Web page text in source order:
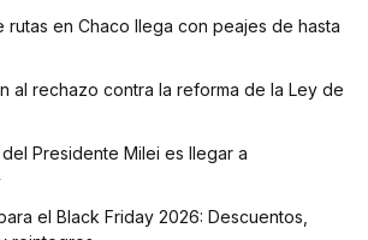
rutas en Chaco llega con peajes de hasta
al rechazo contra la reforma de la Ley de
Presidente Milei es llegar a
el Black Friday 2026: Descuentos,